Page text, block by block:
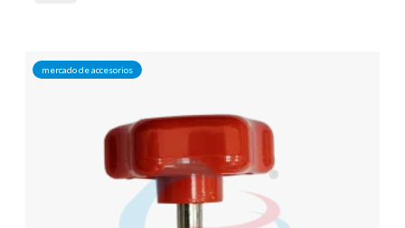
mercado de accesorios